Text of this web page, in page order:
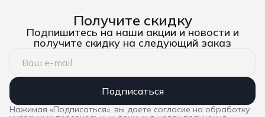
Получите скидку
Подпишитесь на наши акции и новости и
получите скидку на следующий заказ
Подписаться
Нажимая «Подписаться», вы даете согласие на обработку